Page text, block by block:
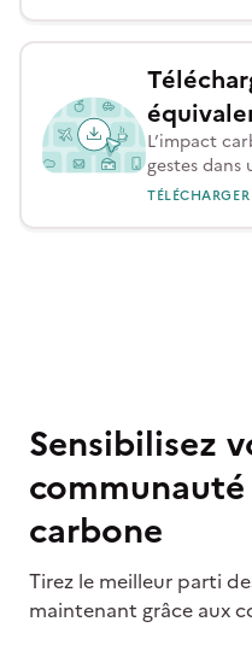
L’impact
gestes dans
Sensibilisez
carbone
Tirez le meilleur parti
maintenant grâce aux